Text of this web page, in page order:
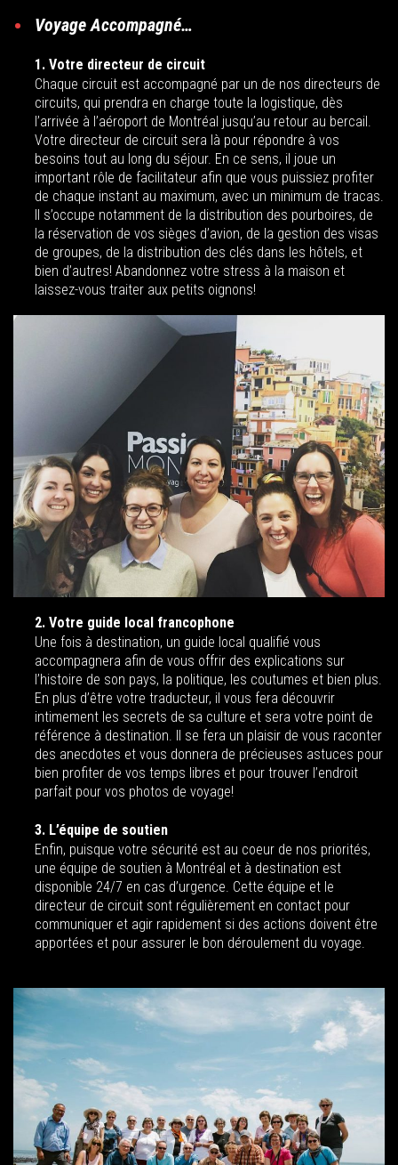
Voyage Accompagné…
1. Votre directeur de circuit
Chaque circuit est accompagné par un de nos directeurs de
circuits, qui prendra en charge toute la logistique, dès
l’arrivée à l’aéroport de Montréal jusqu’au retour au bercail.
Votre directeur de circuit sera là pour répondre à vos
besoins tout au long du séjour. En ce sens, il joue un
important rôle de facilitateur afin que vous puissiez profiter
de chaque instant au maximum, avec un minimum de tracas.
Il s’occupe notamment de la distribution des pourboires, de
la réservation de vos sièges d’avion, de la gestion des visas
de groupes, de la distribution des clés dans les hôtels, et
bien d’autres! Abandonnez votre stress à la maison et
laissez-vous traiter aux petits oignons!
2. Votre guide local francophone
Une fois à destination, un guide local qualifié vous
accompagnera afin de vous offrir des explications sur
l’histoire de son pays, la politique, les coutumes et bien plus.
En plus d’être votre traducteur, il vous fera découvrir
intimement les secrets de sa culture et sera votre point de
référence à destination. Il se fera un plaisir de vous raconter
des anecdotes et vous donnera de précieuses astuces pour
bien profiter de vos temps libres et pour trouver l’endroit
parfait pour vos photos de voyage!
3. L’équipe de soutien
Enfin, puisque votre sécurité est au coeur de nos priorités,
une équipe de soutien à Montréal et à destination est
disponible 24/7 en cas d’urgence. Cette équipe et le
directeur de circuit sont régulièrement en contact pour
communiquer et agir rapidement si des actions doivent être
apportées et pour assurer le bon déroulement du voyage.